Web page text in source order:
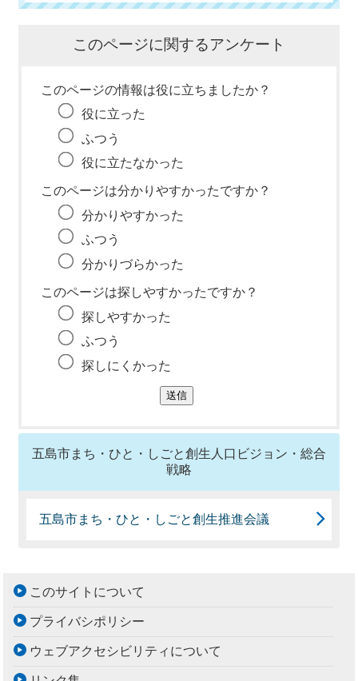
このページに関するアンケート
このページの情報は役に立ちましたか？
役に立った
ふつう
役に立たなかった
このページは分かりやすかったですか？
分かりやすかった
ふつう
分かりづらかった
このページは探しやすかったですか？
探しやすかった
ふつう
探しにくかった
五島市まち・ひと・しごと創生人口ビジョン・総合
戦略
五島市まち・ひと・しごと創生推進会議
このサイトについて
プライバシポリシー
ウェブアクセシビリティについて